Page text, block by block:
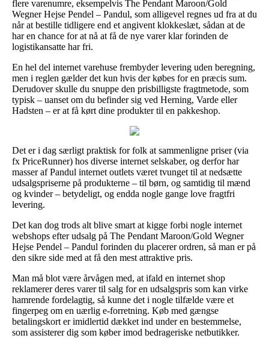
flere varenumre, eksempelvis The Pendant Maroon/Gold
Wegner Hejse Pendel – Pandul, som alligevel regnes ud fra at du
når at bestille tidligere end et angivent klokkeslæt, sådan at de
har en chance for at nå at få de nye varer klar forinden de
logistikansatte har fri.
En hel del internet varehuse frembyder levering uden beregning,
men i reglen gælder det kun hvis der købes for en præcis sum.
Derudover skulle du snuppe den prisbilligste fragtmetode, som
typisk – uanset om du befinder sig ved Herning, Varde eller
Hadsten – er at få kørt dine produkter til en pakkeshop.
Det er i dag særligt praktisk for folk at sammenligne priser (via
fx PriceRunner) hos diverse internet selskaber, og derfor har
masser af Pandul internet outlets været tvunget til at nedsætte
udsalgspriserne på produkterne – til børn, og samtidig til mænd
og kvinder – betydeligt, og endda nogle gange love fragtfri
levering.
Det kan dog trods alt blive smart at kigge forbi nogle internet
webshops efter udsalg på The Pendant Maroon/Gold Wegner
Hejse Pendel – Pandul forinden du placerer ordren, så man er på
den sikre side med at få den mest attraktive pris.
Man må blot være årvågen med, at ifald en internet shop
reklamerer deres varer til salg for en udsalgspris som kan virke
hamrende fordelagtig, så kunne det i nogle tilfælde være et
fingerpeg om en uærlig e-forretning. Køb med gængse
betalingskort er imidlertid dækket ind under en bestemmelse,
som assisterer dig som køber imod bedrageriske netbutikker.